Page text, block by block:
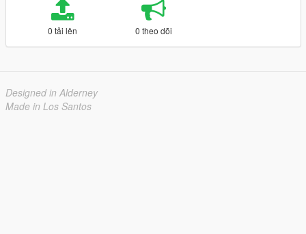
0 tải lên 0 theo dõi
Designed in Alderney
Made in Los Santos